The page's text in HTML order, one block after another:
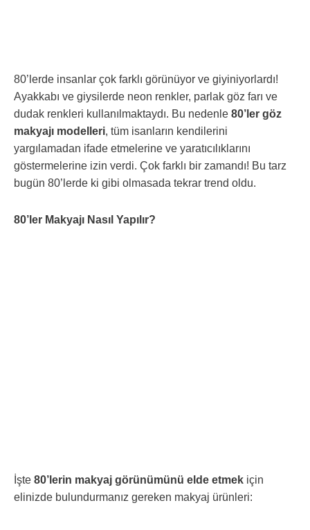
80’lerde insanlar çok farklı görünüyor ve giyiniyorlardı!
Ayakkabı ve giysilerde neon renkler, parlak göz farı ve
dudak renkleri kullanılmaktaydı. Bu nedenle 80’ler göz
makyajı modelleri, tüm isanların kendilerini
yargılamadan ifade etmelerine ve yaratıcılıklarını
göstermelerine izin verdi. Çok farklı bir zamandı! Bu tarz
bugün 80’lerde ki gibi olmasada tekrar trend oldu.
80’ler Makyajı Nasıl Yapılır?
İşte 80’lerin makyaj görünümünü elde etmek için
elinizde bulundurmanız gereken makyaj ürünleri: